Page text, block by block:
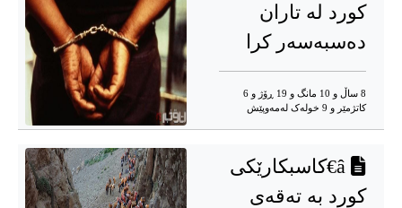
کورد لە تاران
دەسبەسەر کرا
8 ساڵ و 10 مانگ و 19 ڕۆژ و 6
کاتژمێر و 9 خوله‌ک له‌مه‌وپێش‌
â€کاسبکارێکی
کورد بە تەقەی